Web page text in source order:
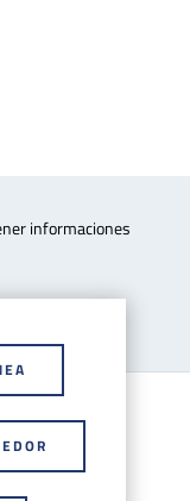
informaciones